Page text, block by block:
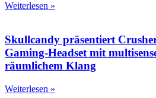
Weiterlesen »
Skullcandy präsentiert
Gaming-Headset mit
räumlichem Klang
Weiterlesen »